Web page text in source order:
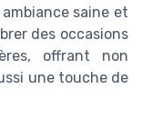
saine et
des occasions
offrant non
une touche de